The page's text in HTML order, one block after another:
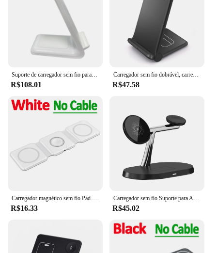
Suporte de carregador sem fio para Samsung Galaxy, Estação de carregamento rápido, 3 em 1, S23, S22, S21, Watch 6 Pro, 5, 4, 3, Active 1, 2 Buds, 2 Pro Plus
R$108.01
Carregador sem fio dobrável, carregamento rápido Stand Pad para iPhone 15, 14, 13, 12, 11, 8, XR, X, 8, Airpods Pro, Samsung S23, S22, S21, 25W, 2 em 1
R$47.58
Carregador magnético sem fio Pad Stand, carregamento rápido Dock Station, 100W, 3 em 1, iPhone 15, 14, 13, 12Pro Max, Airpods, iWatch
R$16.33
Carregador sem fio Suporte para Apple Watch, Estação de Carregamento Rápido, Suporte Magnético para iPhone 12, 13, 14, 15, 9, 8, 7, 6, 5, Airpods 2, 3 Pro, 3 em 1
R$45.02